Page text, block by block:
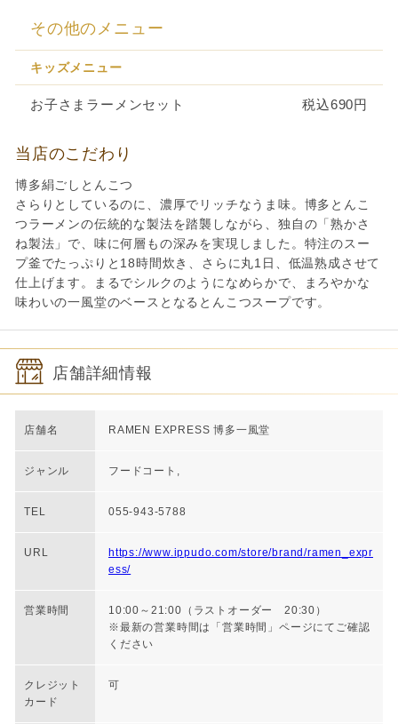
その他のメニュー
キッズメニュー
お子さまラーメンセット 税込690円
当店のこだわり
博多絹ごしとんこつ
さらりとしているのに、濃厚でリッチなうま味。博多とんこ
つラーメンの伝統的な製法を踏襲しながら、独自の「熟かさ
ね製法」で、味に何層もの深みを実現しました。特注のスー
プ釜でたっぷりと18時間炊き、さらに丸1日、低温熟成させて
仕上げます。まるでシルクのようになめらかで、まろやかな
味わいの一風堂のベースとなるとんこつスープです。
店舗詳細情報
店舗名 RAMEN EXPRESS 博多一風堂
ジャンル フードコート,
TEL 055-943-5788
URL
https://www.ippudo.com/store/brand/ramen_expr
ess/
営業時間
10:00～21:00（ラストオーダー 20:30）
※最新の営業時間は「営業時間」ページにてご確認
ください
クレジット
カード
可